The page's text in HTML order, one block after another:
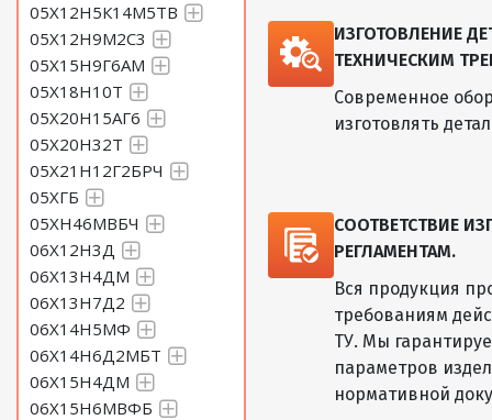
05Х12Н5К14М5ТВ
05Х12Н9М2С3
05Х15Н9Г6АМ
05Х18Н10Т
05Х20Н15АГ6
05Х20Н32Т
05Х21Н12Г2БРЧ
05ХГБ
05ХН46МВБЧ
06Х12Н3Д
06Х13Н4ДМ
06Х13Н7Д2
06Х14Н5МФ
06Х14Н6Д2МБТ
06Х15Н4ДМ
06Х15Н6МВФБ
ИЗГОТОВЛЕНИЕ
ТЕХНИЧЕСКИМ
Современное
изготовлять
СООТВЕТСТВИЕ
РЕГЛАМЕНТАМ.
Вся продукция
требованиям
ТУ. Мы
параметров
нормативной